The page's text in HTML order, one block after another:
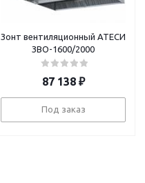
Зонт вентиляционный АТЕСИ
ЗВО-1600/2000
87 138₽
Под заказ